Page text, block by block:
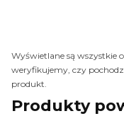
Wyświetlane są wszystkie
weryfikujemy, czy
produkt.
Produkty